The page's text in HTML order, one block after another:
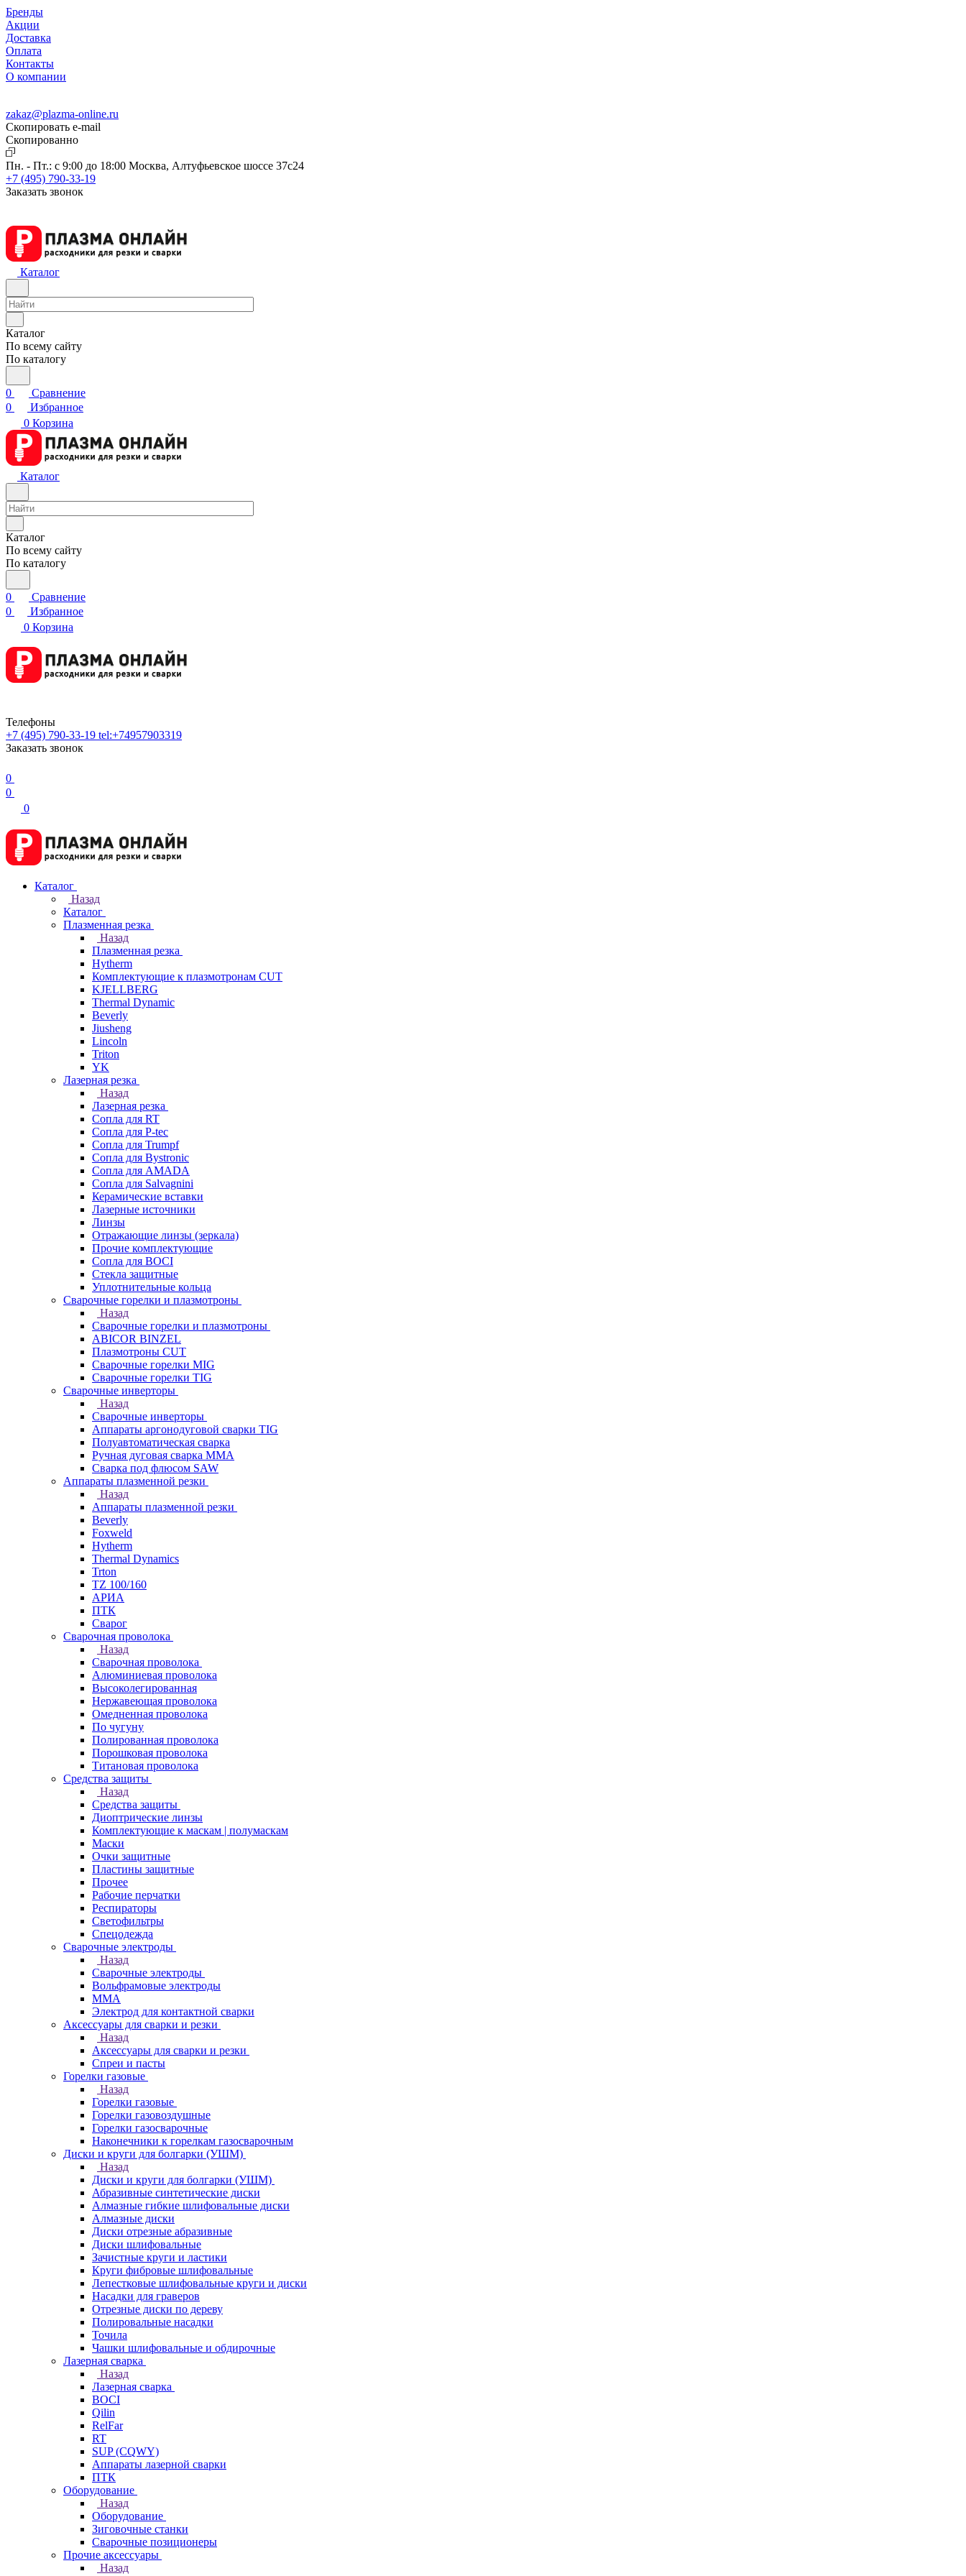
Бренды
Акции
Доставка
Оплата
Контакты
О компании
zakaz@plazma-online.ru
Скопировать e-mail
Cкопированно
Пн. - Пт.: с 9:00 до 18:00 Москва, Алтуфьевское шоссе 37с24
+7 (495) 790-33-19
Заказать звонок
Каталог
Каталог
По всему сайту
По каталогу
0
Сравнение
0
Избранное
0 Корзина
Каталог
Каталог
По всему сайту
По каталогу
0
Сравнение
0
Избранное
0 Корзина
Телефоны
+7 (495) 790-33-19 tel:+74957903319
Заказать звонок
0
0
0
Каталог
Назад
Каталог
Плазменная резка
Назад
Плазменная резка
Hytherm
Комплектующие к плазмотронам CUT
KJELLBERG
Thermal Dynamic
Beverly
Jiusheng
Lincoln
Triton
YK
Лазерная резка
Назад
Лазерная резка
Сопла для RT
Сопла для P-tec
Сопла для Trumpf
Сопла для Bystronic
Сопла для AMADA
Сопла для Salvagnini
Керамические вставки
Лазерные источники
Линзы
Отражающие линзы (зеркала)
Прочие комплектующие
Сопла для BOCI
Стекла защитные
Уплотнительные кольца
Сварочные горелки и плазмотроны
Назад
Сварочные горелки и плазмотроны
ABICOR BINZEL
Плазмотроны CUT
Сварочные горелки MIG
Сварочные горелки TIG
Сварочные инверторы
Назад
Сварочные инверторы
Аппараты аргонодуговой сварки TIG
Полуавтоматическая сварка
Ручная дуговая сварка MMA
Сварка под флюсом SAW
Аппараты плазменной резки
Назад
Аппараты плазменной резки
Beverly
Foxweld
Hytherm
Thermal Dynamics
Trton
TZ 100/160
АРИА
ПТК
Сварог
Сварочная проволока
Назад
Сварочная проволока
Алюминиевая проволока
Высоколегированная
Нержавеющая проволока
Омедненная проволока
По чугуну
Полированная проволока
Порошковая проволока
Титановая проволока
Средства защиты
Назад
Средства защиты
Диоптрические линзы
Комплектующие к маскам | полумаскам
Маски
Очки защитные
Пластины защитные
Прочее
Рабочие перчатки
Респираторы
Светофильтры
Спецодежда
Сварочные электроды
Назад
Сварочные электроды
Вольфрамовые электроды
ММА
Электрод для контактной сварки
Аксессуары для сварки и резки
Назад
Аксессуары для сварки и резки
Спреи и пасты
Горелки газовые
Назад
Горелки газовые
Горелки газовоздушные
Горелки газосварочные
Наконечники к горелкам газосварочным
Диски и круги для болгарки (УШМ)
Назад
Диски и круги для болгарки (УШМ)
Абразивные синтетические диски
Алмазные гибкие шлифовальные диски
Алмазные диски
Диски отрезные абразивные
Диски шлифовальные
Зачистные круги и ластики
Круги фибровые шлифовальные
Лепестковые шлифовальные круги и диски
Насадки для граверов
Отрезные диски по дереву
Полировальные насадки
Точила
Чашки шлифовальные и обдирочные
Лазерная сварка
Назад
Лазерная сварка
BOCI
Qilin
RelFar
RT
SUP (CQWY)
Аппараты лазерной сварки
ПТК
Оборудование
Назад
Оборудование
Зиговочные станки
Сварочные позиционеры
Прочие аксессуары
Назад